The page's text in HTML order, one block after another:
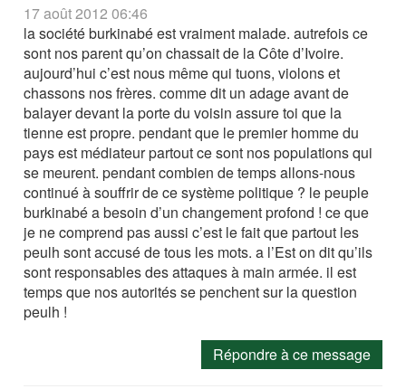
17 août 2012 06:46
la société burkinabé est vraiment malade. autrefois ce
sont nos parent qu’on chassait de la Côte d’Ivoire.
aujourd’hui c’est nous même qui tuons, violons et
chassons nos frères. comme dit un adage avant de
balayer devant la porte du voisin assure toi que la
tienne est propre. pendant que le premier homme du
pays est médiateur partout ce sont nos populations qui
se meurent. pendant combien de temps allons-nous
continué à souffrir de ce système politique ? le peuple
burkinabé a besoin d’un changement profond ! ce que
je ne comprend pas aussi c’est le fait que partout les
peulh sont accusé de tous les mots. a l’Est on dit qu’ils
sont responsables des attaques à main armée. il est
temps que nos autorités se penchent sur la question
peulh !
Répondre à ce message